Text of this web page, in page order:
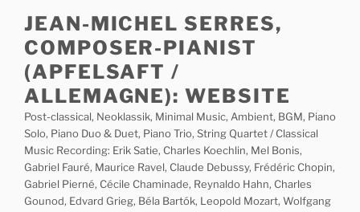
content
JEAN-MICHEL SERRES,
COMPOSER-PIANIST
(APFELSAFT /
ALLEMAGNE): WEBSITE
Post-classical, Neoklassik, Minimal Music, Ambient, BGM, Piano
Solo, Piano Duo & Duet, Piano Trio, String Quartet / Classical
Music Recording: Erik Satie, Charles Koechlin, Mel Bonis,
Gabriel Fauré, Maurice Ravel, Claude Debussy, Frédéric Chopin,
Gabriel Pierné, Cécile Chaminade, Reynaldo Hahn, Charles
Gounod, Edvard Grieg, Béla Bartók, Leopold Mozart, Wolfgang